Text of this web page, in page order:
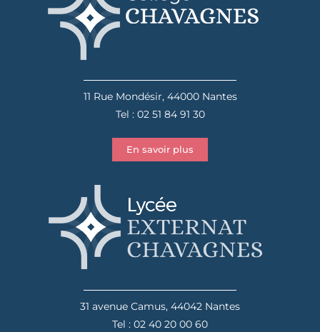
11 Rue Mondésir, 44000 Nantes
Tel : 02 51 84 91 30
En savoir plus
31 avenue Camus, 44042 Nantes
Tel : 02 40 20 00 60